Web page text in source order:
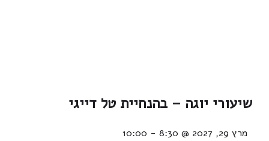
שיעורי יוגה – בהנחיית טל דייגי
מרץ 29, 2027 @ 8:30 -
10:00